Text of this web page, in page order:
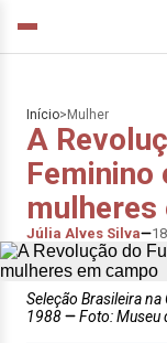
Início> Mulher
A
Feminino
mulheres
Júlia Alves Silva
Seleção Brasileira
1988
Foto: Museu